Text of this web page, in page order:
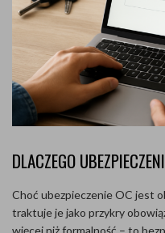
DLACZEGO
Choć ubezpieczenie OC jest
traktuje je jako przykry
więcej niż formalność – to